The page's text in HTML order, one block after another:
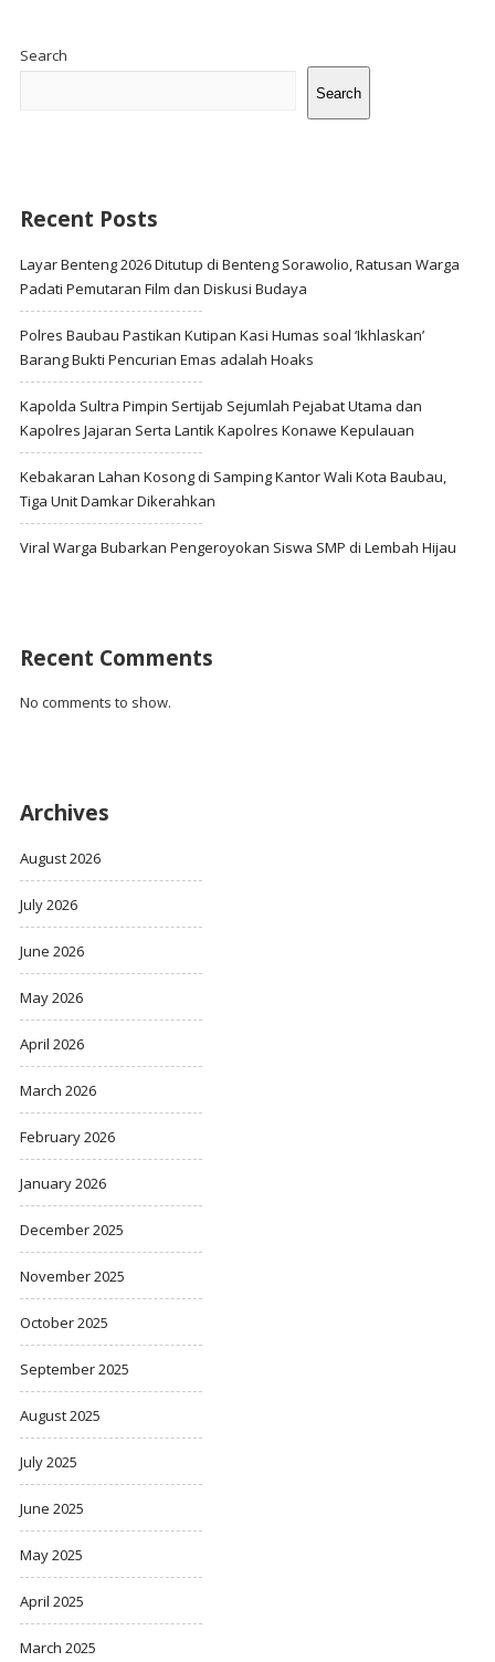
Search
Search
Recent Posts
Layar Benteng 2026 Ditutup di Benteng Sorawolio, Ratusan Warga
Padati Pemutaran Film dan Diskusi Budaya
Polres Baubau Pastikan Kutipan Kasi Humas soal ‘Ikhlaskan’
Barang Bukti Pencurian Emas adalah Hoaks
Kapolda Sultra Pimpin Sertijab Sejumlah Pejabat Utama dan
Kapolres Jajaran Serta Lantik Kapolres Konawe Kepulauan
Kebakaran Lahan Kosong di Samping Kantor Wali Kota Baubau,
Tiga Unit Damkar Dikerahkan
Viral Warga Bubarkan Pengeroyokan Siswa SMP di Lembah Hijau
Recent Comments
No comments to show.
Archives
August 2026
July 2026
June 2026
May 2026
April 2026
March 2026
February 2026
January 2026
December 2025
November 2025
October 2025
September 2025
August 2025
July 2025
June 2025
May 2025
April 2025
March 2025